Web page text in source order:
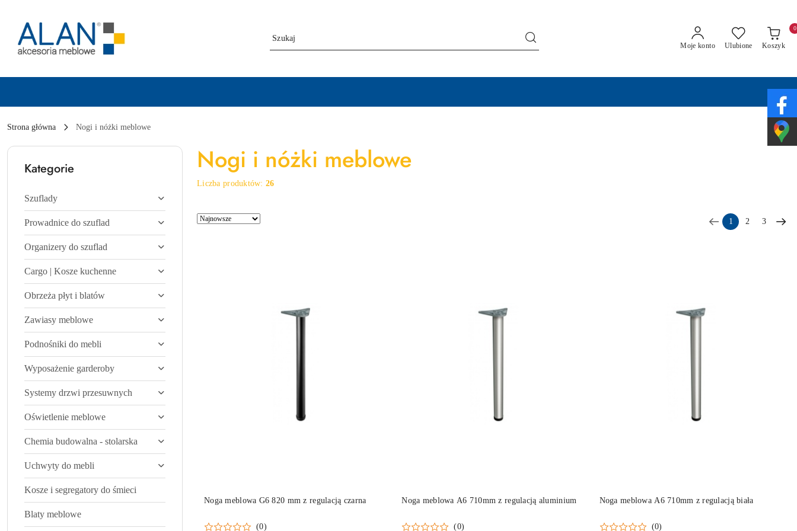
Moje konto Ulubione Koszyk
0
Strona główna Nogi i nóżki meblowe
Kategorie
Szuflady
Prowadnice do szuflad
Organizery do szuflad
Cargo | Kosze kuchenne
Obrzeża płyt i blatów
Zawiasy meblowe
Podnośniki do mebli
Wyposażenie garderoby
Systemy drzwi przesuwnych
Oświetlenie meblowe
Chemia budowalna - stolarska
Uchwyty do mebli
Kosze i segregatory do śmieci
Blaty meblowe
Nogi i nóżki meblowe
Liczba produktów:26
Zastosowano
Sortuj
1 2 3
Noga meblowa G6 820 mm z regulacją czarna
(0)
DO KOSZYKA
Noga meblowa A6 710mm z regulacją aluminium
(0)
DO KOSZYKA
Noga meblowa A6 710mm z regulacją biała
(0)
DO KOSZYKA